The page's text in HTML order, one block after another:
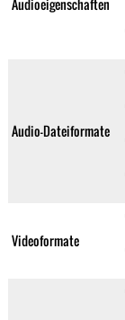
Audioeigenschaften
Audio-Dateiformate
Videoformate